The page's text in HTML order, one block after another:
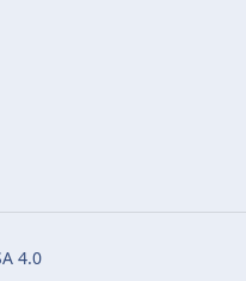
4.0